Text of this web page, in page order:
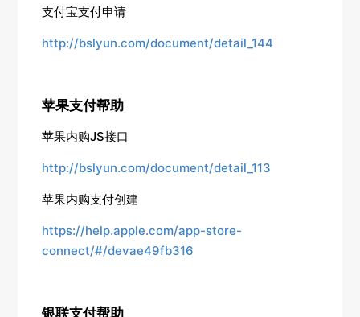
支付宝支付申请
http://bslyun.com/document/detail_144
苹果支付帮助
苹果内购JS接口
http://bslyun.com/document/detail_113
苹果内购支付创建
https://help.apple.com/app-store-
connect/#/devae49fb316
银联支付帮助